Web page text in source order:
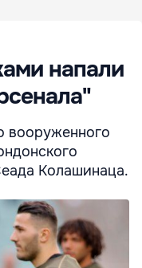
напали
вооруженного
Колашинаца.